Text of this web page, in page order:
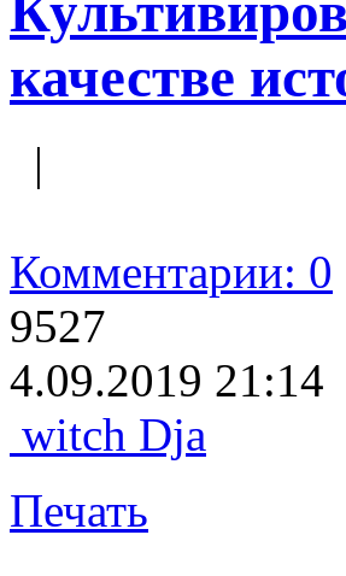
качестве
|
Комментарии: 0
9527
4.09.2019 21:14
witch Dja
Печать